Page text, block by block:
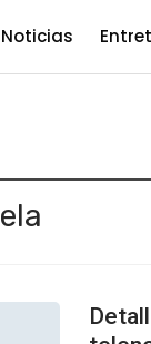
Noticias